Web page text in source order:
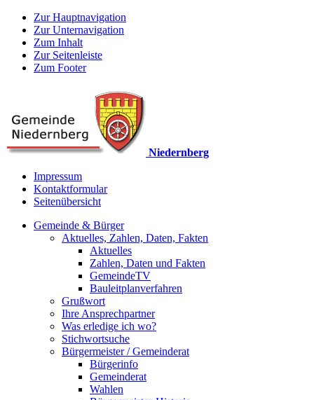
Zur Hauptnavigation
Zur Unternavigation
Zum Inhalt
Zur Seitenleiste
Zum Footer
Niedernberg
Impressum
Kontaktformular
Seitenübersicht
Gemeinde & Bürger
Aktuelles, Zahlen, Daten, Fakten
Aktuelles
Zahlen, Daten und Fakten
GemeindeTV
Bauleitplanverfahren
Grußwort
Ihre Ansprechpartner
Was erledige ich wo?
Stichwortsuche
Bürgermeister / Gemeinderat
Bürgerinfo
Gemeinderat
Wahlen